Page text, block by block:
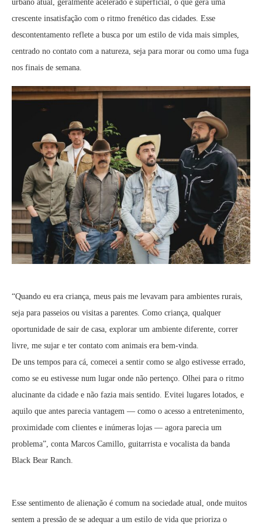
urbano atual, geralmente acelerado e superficial, o que gera uma
crescente insatisfação com o ritmo frenético das cidades. Esse
descontentamento reflete a busca por um estilo de vida mais simples,
centrado no contato com a natureza, seja para morar ou como uma fuga
nos finais de semana.
“Quando eu era criança, meus pais me levavam para ambientes rurais,
seja para passeios ou visitas a parentes. Como criança, qualquer
oportunidade de sair de casa, explorar um ambiente diferente, correr
livre, me sujar e ter contato com animais era bem-vinda.
De uns tempos para cá, comecei a sentir como se algo estivesse errado,
como se eu estivesse num lugar onde não pertenço. Olhei para o ritmo
alucinante da cidade e não fazia mais sentido. Evitei lugares lotados, e
aquilo que antes parecia vantagem — como o acesso a entretenimento,
proximidade com clientes e inúmeras lojas — agora parecia um
problema”, conta Marcos Camillo, guitarrista e vocalista da banda
Black Bear Ranch.
Esse sentimento de alienação é comum na sociedade atual, onde muitos
sentem a pressão de se adequar a um estilo de vida que prioriza o